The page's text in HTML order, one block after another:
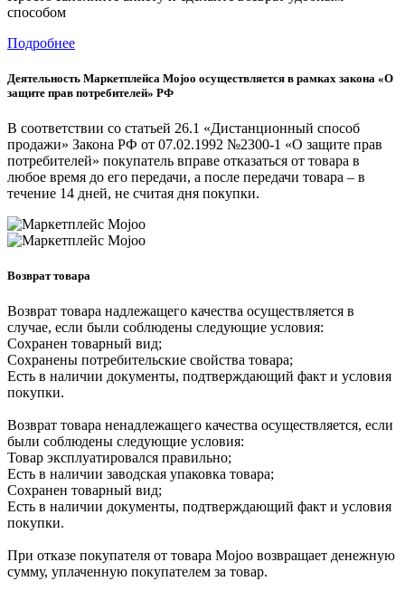
способом
Подробнее
Деятельность Маркетплейса Mojoo осуществляется в рамках закона «О
защите прав потребителей» РФ
В соответствии со статьей 26.1 «Дистанционный способ
продажи» Закона РФ от 07.02.1992 №2300-1 «О защите прав
потребителей» покупатель вправе отказаться от товара в
любое время до его передачи, а после передачи товара – в
течение 14 дней, не считая дня покупки.
Возврат товара
Возврат товара надлежащего качества осуществляется в
случае, если были соблюдены следующие условия:
Сохранен товарный вид;
Сохранены потребительские свойства товара;
Есть в наличии документы, подтверждающий факт и условия
покупки.
Возврат товара ненадлежащего качества осуществляется, если
были соблюдены следующие условия:
Товар эксплуатировался правильно;
Есть в наличии заводская упаковка товара;
Сохранен товарный вид;
Есть в наличии документы, подтверждающий факт и условия
покупки.
При отказе покупателя от товара Mojoo возвращает денежную
сумму, уплаченную покупателем за товар.